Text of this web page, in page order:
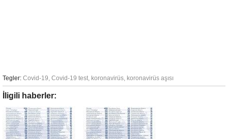
Tegler: Covid-19 Covid-19 test koronavirüs koronavirüs aşısı
İligili haberler: